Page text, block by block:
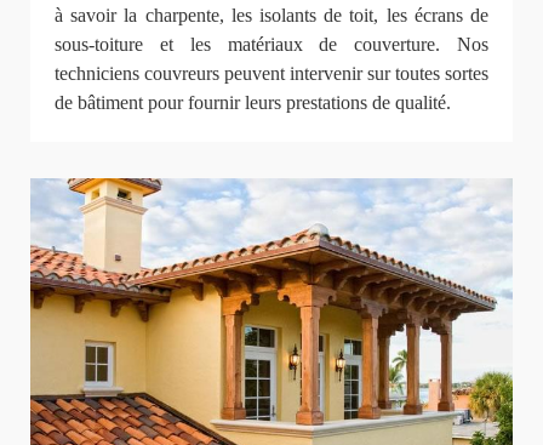
à savoir la charpente, les isolants de toit, les écrans de
sous-toiture et les matériaux de couverture. Nos
techniciens couvreurs peuvent intervenir sur toutes sortes
de bâtiment pour fournir leurs prestations de qualité.